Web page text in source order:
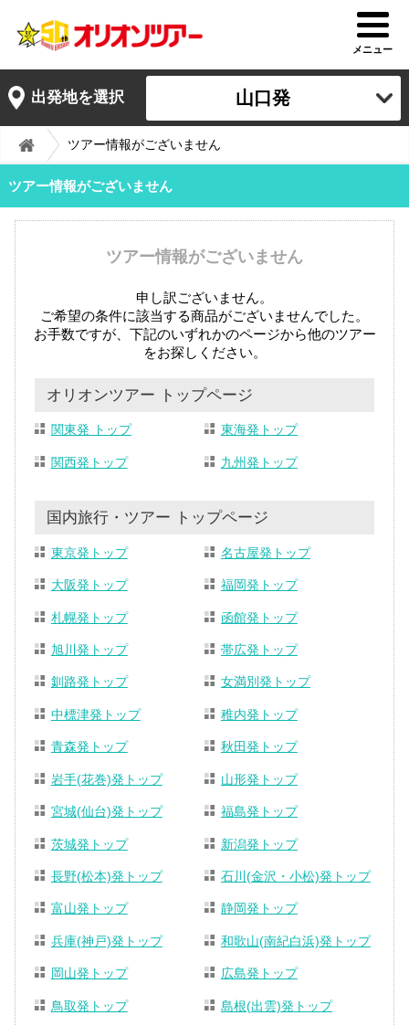
メニュー
出発地を選択 山口発
ツアー情報がございません
ツアー情報がございません
ツアー情報がございません
申し訳ございません。
ご希望の条件に該当する商品がございませんでした。
お手数ですが、下記のいずれかのページから他のツアー
をお探しください。
オリオンツアー トップページ
関東発 トップ 東海発トップ
関西発トップ 九州発トップ
国内旅行・ツアー トップページ
東京発トップ 名古屋発トップ
大阪発トップ 福岡発トップ
札幌発トップ 函館発トップ
旭川発トップ 帯広発トップ
釧路発トップ 女満別発トップ
中標津発トップ 稚内発トップ
青森発トップ 秋田発トップ
岩手(花巻)発トップ 山形発トップ
宮城(仙台)発トップ 福島発トップ
茨城発トップ 新潟発トップ
長野(松本)発トップ 石川(金沢・小松)発トップ
富山発トップ 静岡発トップ
兵庫(神戸)発トップ 和歌山(南紀白浜)発トップ
岡山発トップ 広島発トップ
鳥取発トップ 島根(出雲)発トップ